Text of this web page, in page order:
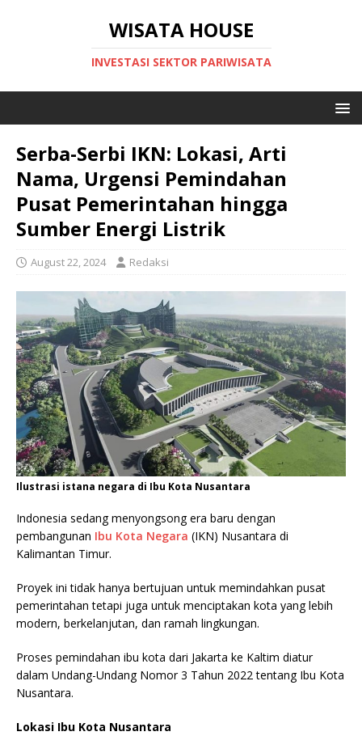
WISATA HOUSE
INVESTASI SEKTOR PARIWISATA
Serba-Serbi IKN: Lokasi, Arti
Nama, Urgensi Pemindahan
Pusat Pemerintahan hingga
Sumber Energi Listrik
August 22, 2024 Redaksi
Ilustrasi istana negara di Ibu Kota Nusantara
Indonesia sedang menyongsong era baru dengan
pembangunan Ibu Kota Negara (IKN) Nusantara di
Kalimantan Timur.
Proyek ini tidak hanya bertujuan untuk memindahkan pusat
pemerintahan tetapi juga untuk menciptakan kota yang lebih
modern, berkelanjutan, dan ramah lingkungan.
Proses pemindahan ibu kota dari Jakarta ke Kaltim diatur
dalam Undang-Undang Nomor 3 Tahun 2022 tentang Ibu Kota
Nusantara.
Lokasi Ibu Kota Nusantara